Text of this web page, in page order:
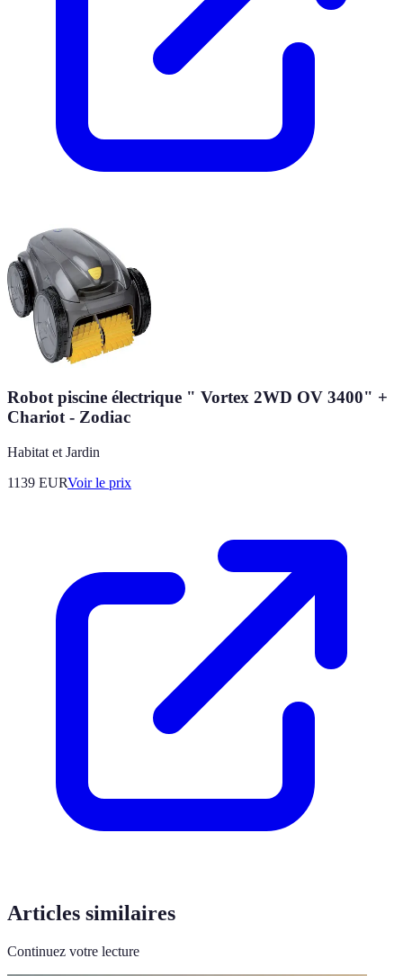
Robot piscine électrique " Vortex 2WD OV 3400" +
Chariot - Zodiac
Habitat et Jardin
1139 EURVoir le prix
Articles similaires
Continuez votre lecture